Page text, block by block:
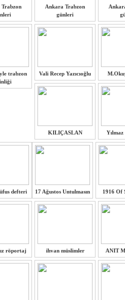
Ankara Trabzon
günleri
trabzon
Vali Recep Yazıcıoğlu
KILIÇASLAN
defteri 17 Ağustos Untulmasın 1916 Of
röportaj ihvan müslimler ANIT